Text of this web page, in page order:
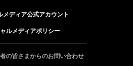
題）
メディア公式アカウント
ルメディアポリシー
の皆さまからのお問い合わせ